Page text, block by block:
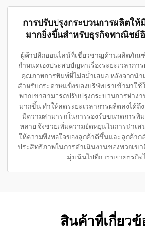
การปรับปรุงกระบวนการผลิตให้
มากยิ่งขึ้นสำหรับธุรกิจพาณิชย์
ผู้ค้าปลีกออนไลน์ที่เชี่ยวชาญด้านผลิตภัณ
กำหนดเองประสบปัญหาเรื่องระยะเวลากา
คุณภาพการพิมพ์ที่ไม่สม่ำเสมอ หลังจากนำ
สำหรับกระดาษแข็งของบริษัทเราเข้ามาใ
พวกเขาสามารถปรับปรุงกระบวนการทำง
มากขึ้น ทำให้ลดระยะเวลาการผลิตลงได้ถึง
มีความสามารถในการรองรับขนาดการพิ
หลาย จึงช่วยเพิ่มความยืดหยุ่นในการนำเ
ให้ความพึงพอใจของลูกค้าดีขึ้นและลูกค้า
ประสิทธิภาพในการดำเนินงานของพวกเข
มุ่งเน้นไปที่การขยายธุรกิจ
สินค้าที่เกี่ยวข้